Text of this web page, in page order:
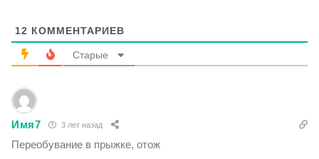
12 КОММЕНТАРИЕВ
Старые
Имя7 3 лет назад
Переобувание в прыжке, отож